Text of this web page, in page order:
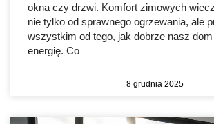
okna czy drzwi. Komfort zimowych
nie tylko od sprawnego ogrzewania, ale
wszystkim od tego, jak dobrze nasz
energię. Co
8 grudnia 2025